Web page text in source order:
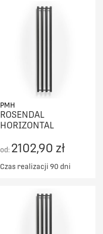
PMH
ROSENDAL
HORIZONTAL
od: 2102,90 zł
Czas realizacji 90 dni